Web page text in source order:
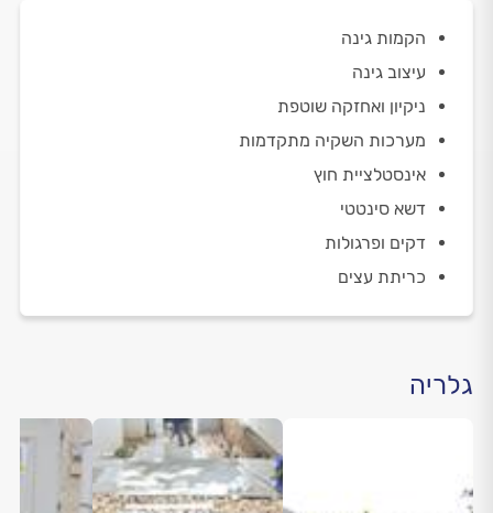
הקמות גינה
עיצוב גינה
ניקיון ואחזקה שוטפת
מערכות השקיה מתקדמות
אינסטלציית חוץ
דשא סינטטי
דקים ופרגולות
כריתת עצים
גלריה